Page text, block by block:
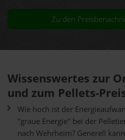
Zu den
Wissenswertes zur
und zum Pellets-
Wie hoch ist der
"graue Energie" bei der
nach Wehrheim? Generell